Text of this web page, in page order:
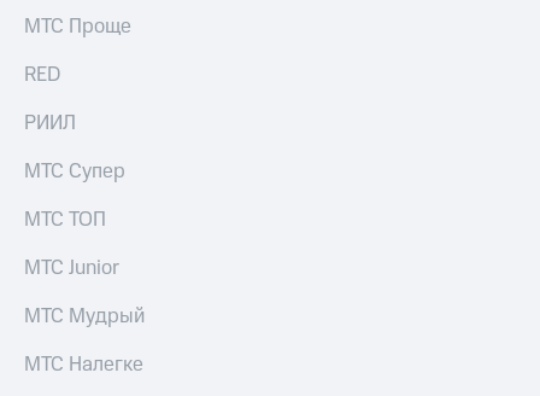
МТС Проще
RED
РИИЛ
МТС Супер
МТС ТОП
МТС Junior
МТС Мудрый
МТС Налегке